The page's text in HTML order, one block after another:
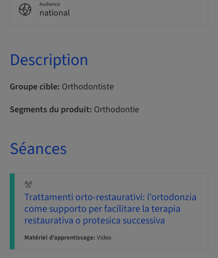
Audience
national
Description
Groupe cible: Orthodontiste
Segments du produit: Orthodontie
Séances
Trattamenti orto-restaurativi: l'ortodonzia
come supporto per facilitare la terapia
restaurativa o protesica successiva
Matériel d’apprentissage: Video